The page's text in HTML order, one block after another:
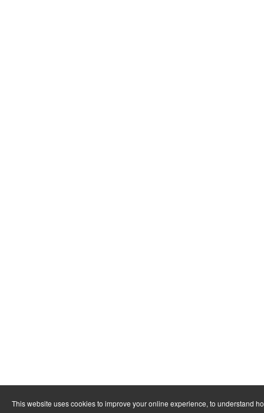
This website uses cookies to improve your online experience, to understand